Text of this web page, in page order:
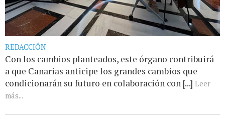
REDACCIÓN
Con los cambios planteados, este órgano contribuirá
a que Canarias anticipe los grandes cambios que
condicionarán su futuro en colaboración con [...] Leer
más...